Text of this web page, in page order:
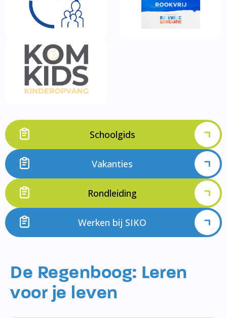
Schoolgids
Vakanties
Rondleiding
Werken bij SIKO
De Regenboog: Leren
voor je leven